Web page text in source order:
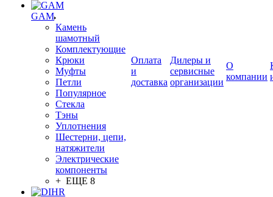
GAM
Камень
шамотный
Комплектующие
Крюки
Муфты
Петли
Популярное
Стекла
Тэны
Уплотнения
Шестерни, цепи,
натяжители
Электрические
компоненты
+ ЕЩЕ 8
Оплата
и
доставка
Дилеры и
сервисные
организации
О
компании